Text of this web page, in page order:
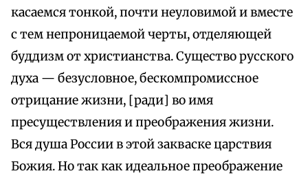
касаемся тонкой, почти неуловимой и вместе
с тем непроницаемой черты, отделяющей
буддизм от христианства. Существо русского
духа — безусловное, бескомпромиссное
отрицание жизни, [ради] во имя
пресуществления и преображения жизни.
Вся душа России в этой закваске царствия
Божия. Но так как идеальное преображение